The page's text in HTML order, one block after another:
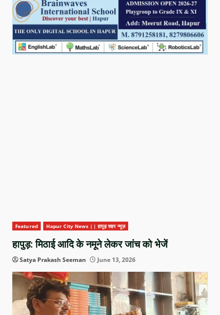
Featured Hapur City News || हापुड़ शहर न्यूज़
हापुड़: मिठाई आदि के नमूने लेकर जांच को भेजें
Satya Prakash Seeman June 13, 2026